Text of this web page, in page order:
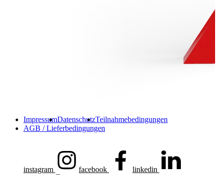
ImpressumDatenschutzTeilnahmebedingungen
AGB / Lieferbedingungen
instagram facebook linkedin